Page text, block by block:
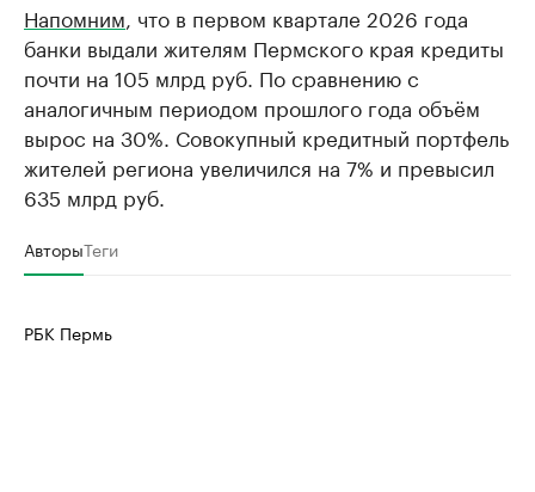
Напомним , что в первом квартале 2026 года
банки выдали жителям Пермского края кредиты
почти на 105 млрд руб. По сравнению с
аналогичным периодом прошлого года объём
вырос на 30%. Совокупный кредитный портфель
жителей региона увеличился на 7% и превысил
635 млрд руб.
АвторыТеги
РБК Пермь